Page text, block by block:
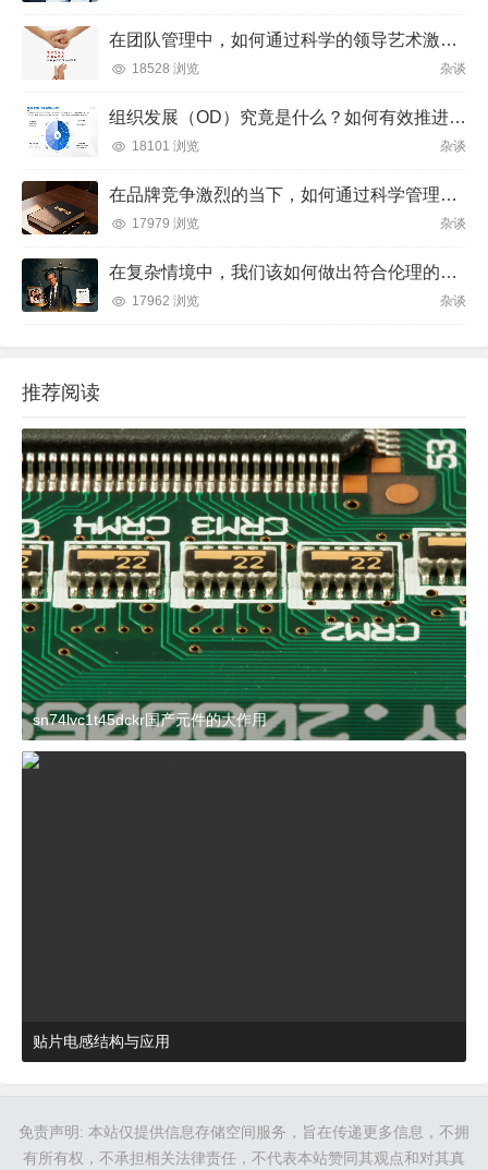
在团队管理中，如何通过科学的领导艺术激发成员潜力并实现目标？
18528 浏览 杂谈
组织发展（OD）究竟是什么？如何有效推进并解决企业管理难题？
18101 浏览 杂谈
在品牌竞争激烈的当下，如何通过科学管理让品牌成为消费者心中不可替代的存在？
17979 浏览 杂谈
在复杂情境中，我们该如何做出符合伦理的决策？
17962 浏览 杂谈
推荐阅读
sn74lvc1t45dckr国产元件的大作用
贴片电感结构与应用
免责声明: 本站仅提供信息存储空间服务，旨在传递更多信息，不拥
有所有权，不承担相关法律责任，不代表本站赞同其观点和对其真